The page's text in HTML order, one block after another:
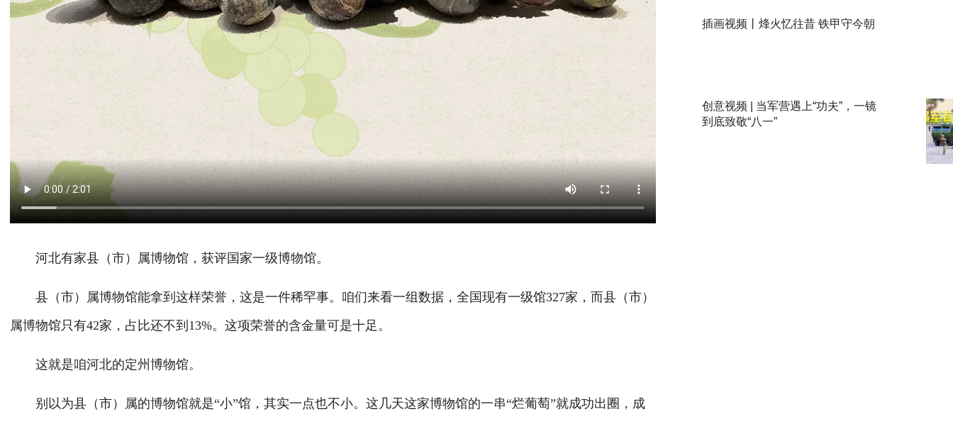
河北有家县（市）属博物馆，获评国家一级博物馆。
县（市）属博物馆能拿到这样荣誉，这是一件稀罕事。咱们来看一组数据，全国现有一级馆327家，而县（市）
属博物馆只有42家，占比还不到13%。这项荣誉的含金量可是十足。
这就是咱河北的定州博物馆。
别以为县（市）属的博物馆就是“小”馆，其实一点也不小。这几天这家博物馆的一串“烂葡萄”就成功出圈，成
插画视频丨烽火忆往昔 铁甲守今朝
创意视频 | 当军营遇上“功夫”，一镜
到底致敬“八一”